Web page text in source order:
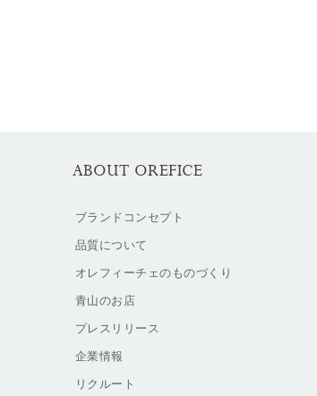
ABOUT OREFICE
ブランドコンセプト
品質について
オレフィーチェのものづくり
青山のお店
プレスリリース
企業情報
リクルート